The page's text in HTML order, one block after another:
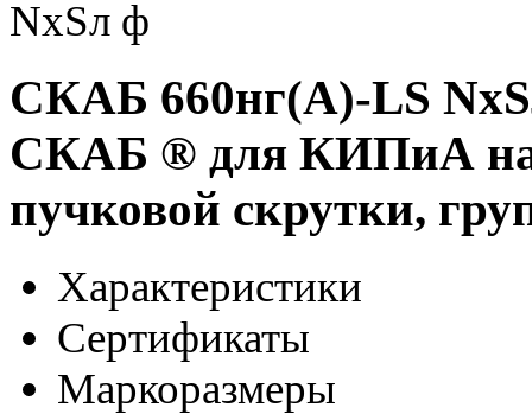
СКАБ 660нг(А)-LS
СКАБ ® для КИПиА на
пучковой скрутки,
Характеристики
Сертификаты
Маркоразмеры